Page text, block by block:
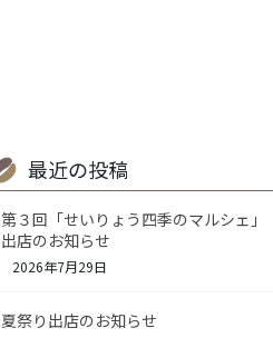
最近の投稿
第３回「せいりょう四季のマルシェ」
出店のお知らせ
2026年7月29日
夏祭り出店のお知らせ